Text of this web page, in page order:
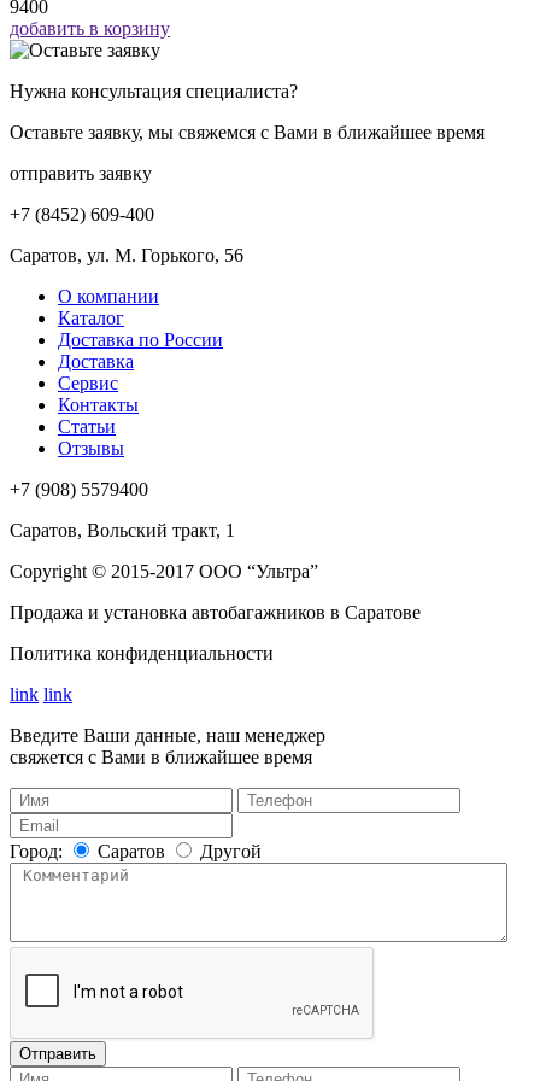
9400
добавить в корзину
Нужна консультация специалиста?
Оставьте заявку, мы свяжемся с Вами в ближайшее время
отправить заявку
+7 (8452) 609-400
Саратов, ул. М. Горького, 56
О компании
Каталог
Доставка по России
Доставка
Сервис
Контакты
Статьи
Отзывы
+7 (908) 5579400
Саратов, Вольский тракт, 1
Сopyright © 2015-2017 ООО “Ультра”
Продажа и установка автобагажников в Саратове
Политика конфиденциальности
link link
Введите Ваши данные, наш менеджер
свяжется с Вами в ближайшее время
Город: Саратов Другой